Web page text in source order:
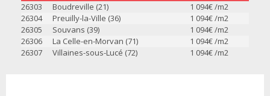
26303
Boudreville (21) 1 094€ /m2
26304
Preuilly-la-Ville (36) 1 094€ /m2
26305
Souvans (39) 1 094€ /m2
26306
La Celle-en-Morvan (71) 1 094€ /m2
26307
Villaines-sous-Lucé (72) 1 094€ /m2